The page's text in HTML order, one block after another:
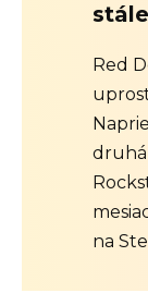
Red
druhá
na